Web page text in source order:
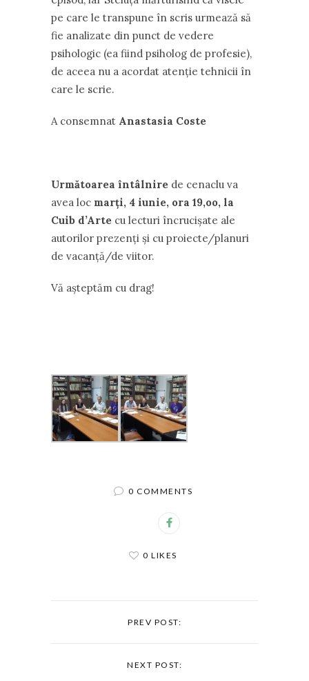
pe care le transpune în scris urmează să
fie analizate din punct de vedere
psihologic (ea fiind psiholog de profesie),
de aceea nu a acordat atenție tehnicii în
care le scrie.
A consemnat Anastasia Coste
Următoarea întâlnire de cenaclu va
avea loc marți, 4 iunie, ora 19,oo, la
Cuib d’Arte cu lecturi încrucișate ale
autorilor prezenți și cu proiecte/planuri
de vacanță/de viitor.
Vă așteptăm cu drag!
0 COMMENTS
0 LIKES
PREV POST:
NEXT POST: